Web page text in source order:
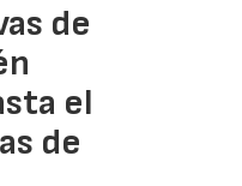
de
el
de